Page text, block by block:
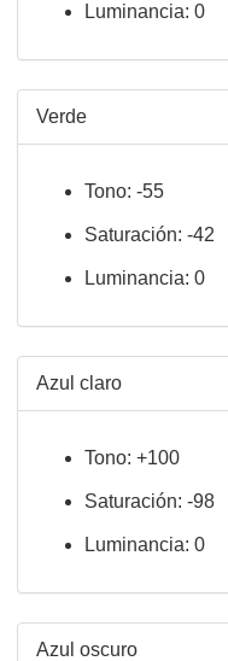
Luminancia: 0
Verde
Tono: -55
Saturación: -42
Luminancia: 0
Azul claro
Tono: +100
Saturación: -98
Luminancia: 0
Azul oscuro